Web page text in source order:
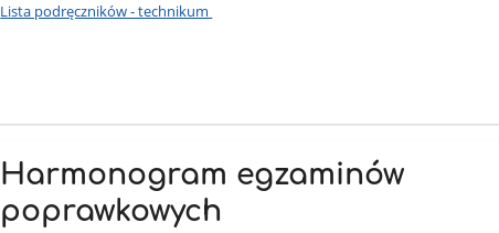
Lista podręczników - technikum
Harmonogram egzaminów
poprawkowych